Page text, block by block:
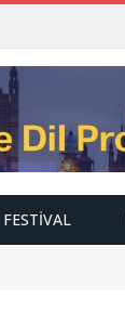
FESTIVAL